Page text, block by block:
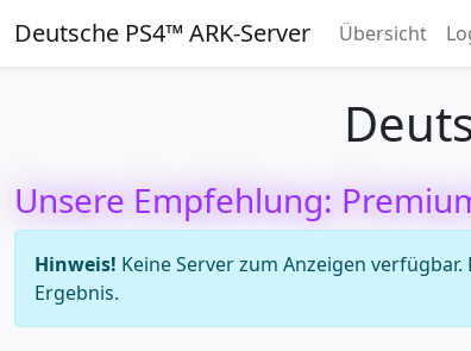
Deutsche PS4™ ARK-Server Übersicht
Unsere Empfehlung:
Hinweis! Keine Server zum Anzeigen
Ergebnis.